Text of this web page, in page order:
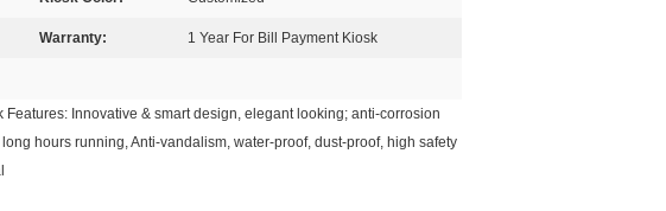
Warranty: 1 Year For Bill Payment Kiosk
Innovative & smart design, elegant looking; anti-corrosion
hours running, Anti-vandalism, water-proof, dust-proof, high safety